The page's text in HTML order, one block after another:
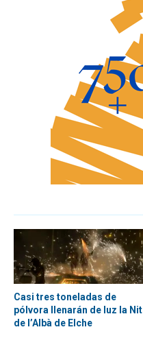
Casi tres toneladas de
pólvora llenarán de luz la Nit
de l’Albà de Elche